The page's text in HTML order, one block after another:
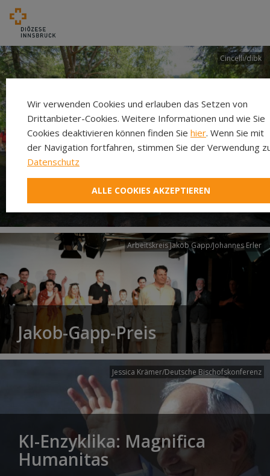
Cincelli/dibk
Neuer Pilgerweg Via
Laudato si’
Arbeitskreis Jakob Gapp/Johannes Erler
Jakob-Gapp-Preis
Jessica Krämer/Deutsche Bischofskonferenz
KI-Enzyklika: Magnifica
Humanitas
Wir verwenden Cookies und erlauben das Setzen von
Drittanbieter-Cookies. Weitere Informationen und wie Sie
Cookies deaktivieren können finden Sie hier. Wenn Sie mit
der Navigation fortfahren, stimmen Sie der Verwendung
Datenschutz
ALLE COOKIES AKZEPTIEREN